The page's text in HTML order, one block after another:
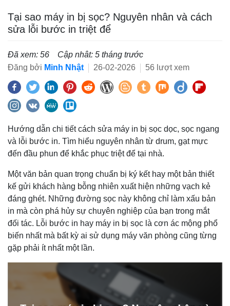
Tại sao máy in bị sọc? Nguyên nhân và cách
sửa lỗi bước in triệt để
Đã xem: 56
Cập nhât: 5 tháng trước
Đăng bởi Minh Nhật 26-02-2026 56 lượt xem
Hướng dẫn chi tiết cách sửa máy in bị sọc dọc, sọc ngang
và lỗi bước in. Tìm hiểu nguyên nhân từ drum, gạt mực
đến đầu phun để khắc phục triệt để tại nhà.
Một văn bản quan trọng chuẩn bị ký kết hay một bản thiết
kế gửi khách hàng bỗng nhiên xuất hiện những vạch kẻ
đáng ghét. Những đường sọc này không chỉ làm xấu bản
in mà còn phá hủy sự chuyên nghiệp của bạn trong mắt
đối tác. Lỗi bước in hay máy in bị sọc là cơn ác mộng phổ
biến nhất mà bất kỳ ai sử dụng máy văn phòng cũng từng
gặp phải ít nhất một lần.